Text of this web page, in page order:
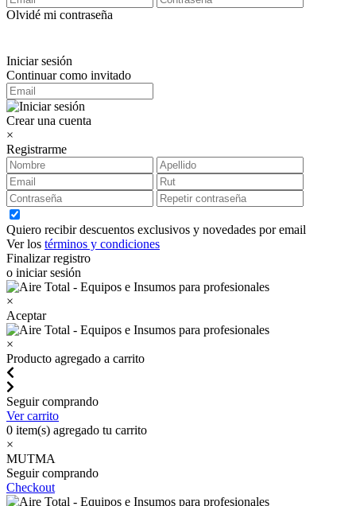
Olvidé mi contraseña
Iniciar sesión
Continuar como invitado
Crear una cuenta
×
Registrarme
Quiero recibir descuentos exclusivos y novedades por email
Ver los términos y condiciones
Finalizar registro
o iniciar sesión
×
Aceptar
×
Producto agregado a carrito
Seguir comprando
Ver carrito
0 item(s) agregado tu carrito
×
MUTMA
Seguir comprando
Checkout